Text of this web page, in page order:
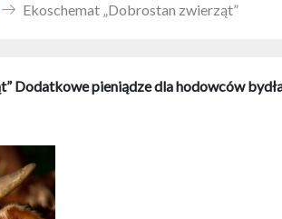
Ekoschemat „Dobrostan zwierząt”
Dodatkowe pieniądze dla hodowców